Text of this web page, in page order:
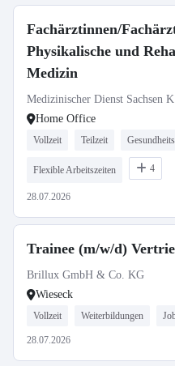
Fachärztinnen/
Physikalische und
Medizin
Medizinischer Dienst Sachsen
Home Office
Vollzeit Teilzeit
Flexible Arbeitszeiten 4
28.07.2026
Trainee (m/w/d)
Brillux GmbH & Co. KG
Wieseck
Vollzeit Weiterbildungen
28.07.2026